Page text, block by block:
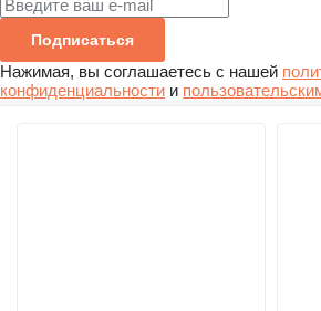
Подписаться
Нажимая, вы соглашаетесь с нашей
конфиденциальности и